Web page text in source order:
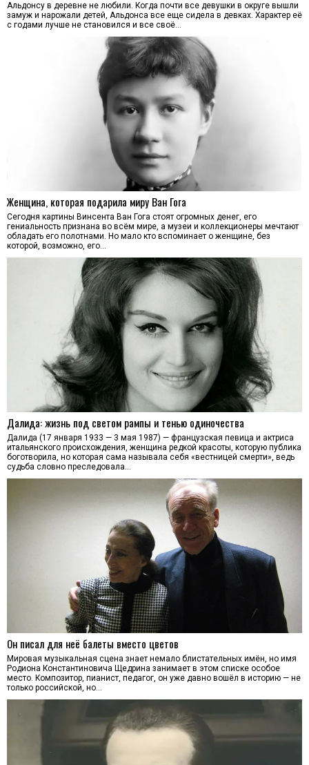
Альдонсу в деревне не любили. Когда почти все девушки в округе вышли
замуж и нарожали детей, Альдонса все еще сидела в девках. Характер её
с годами лучше не становился и все своё…
Женщина, которая подарила миру Ван Гога
Сегодня картины Винсента Ван Гога стоят огромных денег, его
гениальность признана во всём мире, а музеи и коллекционеры мечтают
обладать его полотнами. Но мало кто вспоминает о женщине, без
которой, возможно, его…
Далида: жизнь под светом рампы и тенью одиночества
Далида (17 января 1933 — 3 мая 1987) — французская певица и актриса
итальянского происхождения, женщина редкой красоты, которую публика
боготворила, но которая сама называла себя «вестницей смерти», ведь
судьба словно преследовала…
Он писал для неё балеты вместо цветов
Мировая музыкальная сцена знает немало блистательных имён, но имя
Родиона Константиновича Щедрина занимает в этом списке особое
место. Композитор, пианист, педагог, он уже давно вошёл в историю — не
только российской, но…